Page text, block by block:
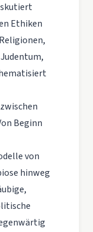
Ethiken
Beginn
von
hinweg